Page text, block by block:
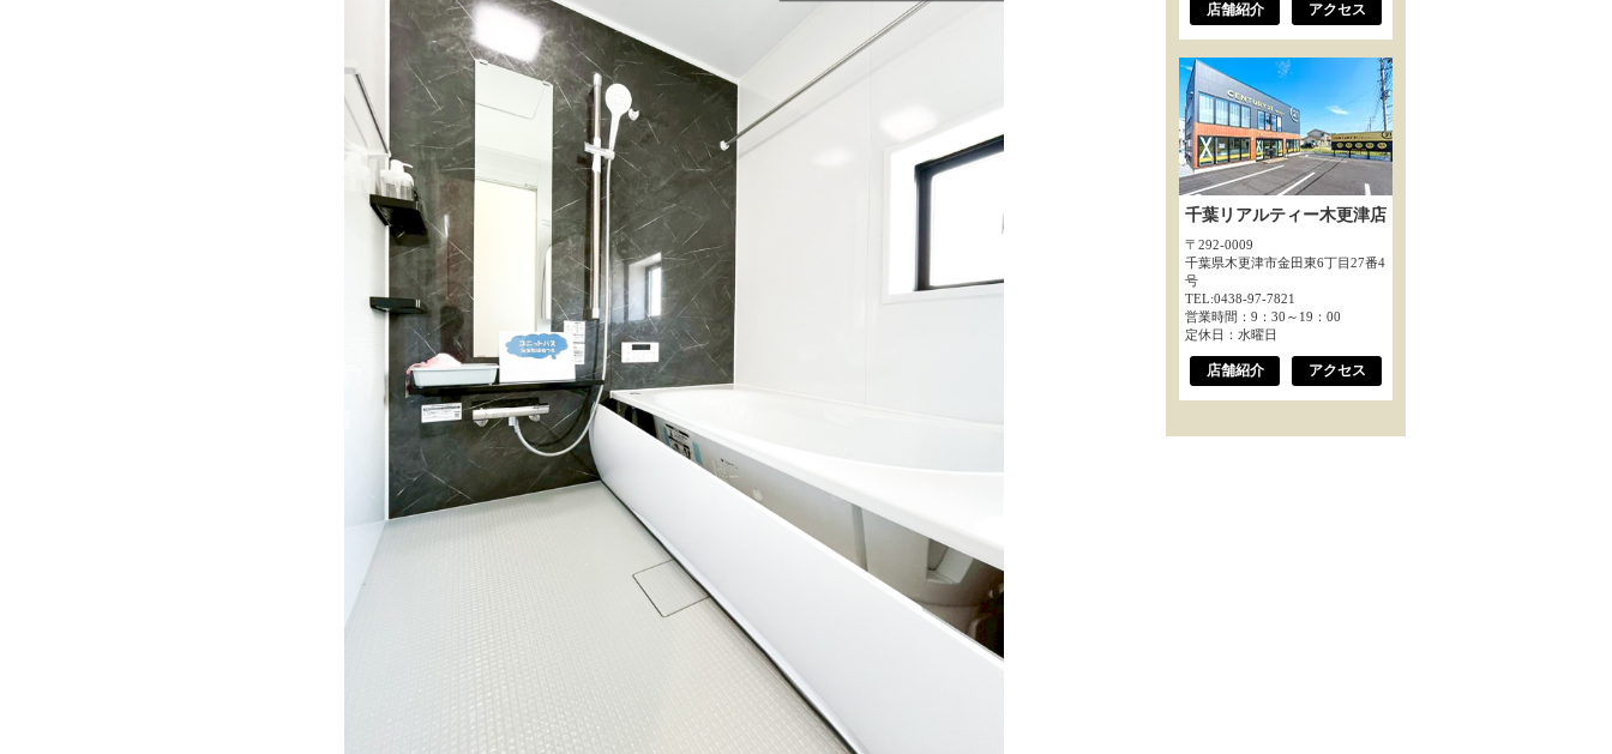
店舗紹介 アクセス
千葉リアルティー木更津店
〒292-0009
千葉県木更津市金田東6丁目27番4
号
TEL:0438-97-7821
営業時間：9：30～19：00
定休日：水曜日
店舗紹介 アクセス